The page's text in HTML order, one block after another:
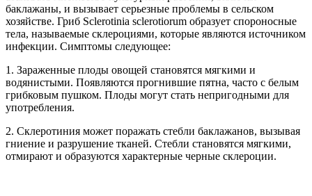
баклажаны, и вызывает серьезные проблемы в сельском
хозяйстве. Гриб Sclerotinia sclerotiorum образует спороносные
тела, называемые склероциями, которые являются источником
инфекции. Симптомы следующее:
1. Зараженные плоды овощей становятся мягкими и
водянистыми. Появляются прогнившие пятна, часто с белым
грибковым пушком. Плоды могут стать непригодными для
употребления.
2. Склеротиния может поражать стебли баклажанов, вызывая
гниение и разрушение тканей. Стебли становятся мягкими,
отмирают и образуются характерные черные склероции.